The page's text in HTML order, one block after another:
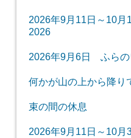
2026年9月11日～10
2026
2026年9月6日 ふらの
何かが山の上から降り
束の間の休息
2026年9月11日～10